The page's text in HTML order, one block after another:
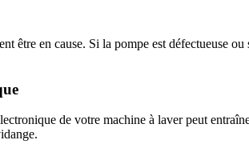
être en cause. Si la pompe est défectueuse
de votre machine à laver peut